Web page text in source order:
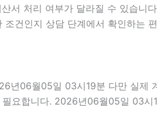
서 처리 여부가 달라질 수 있습니
건인지 상담 단계에서 확인하는
년06월05일 03시19분 다만 실제
요합니다. 2026년06월05일 03시